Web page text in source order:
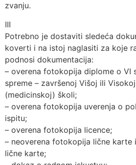
zvanju.
III
Potrebno je dostaviti sledeća
koverti i na istoj naglasiti za koje
podnosi dokumentacija:
– overena fotokopija diplome o VI
spreme – završenoj Višoj ili
(medicinskoj) školi;
– overena fotokopija uverenja o
ispitu;
– overena fotokopija licence;
– neoverena fotokopija lične karte
lične karte;